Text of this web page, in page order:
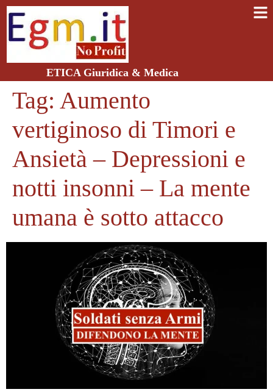
ETICA Giuridica & Medica
Tag: Aumento
vertiginoso di Timori e
Ansietà – Depressioni e
notti insonni – La mente
umana è sotto attacco